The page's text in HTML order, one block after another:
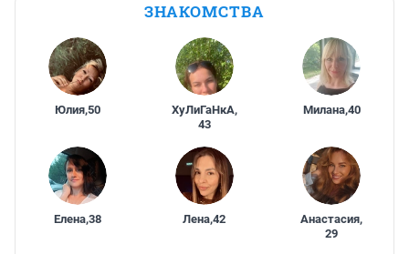
ЗНАКОМСТВА
Юлия,50 ХуЛиГаНкА,
43
Милана,40
Елена,38 Лена,42 Анастасия,
29